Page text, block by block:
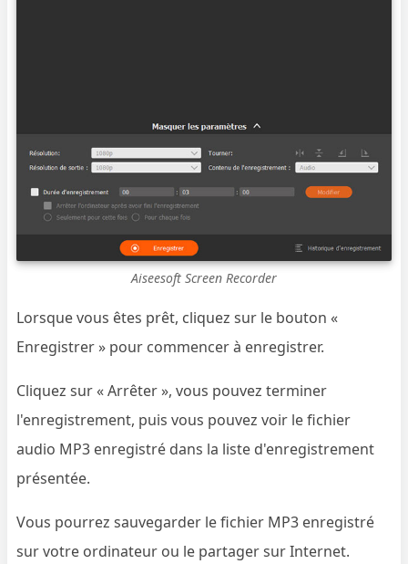
Aiseesoft Screen Recorder
Lorsque vous êtes prêt, cliquez sur le bouton «
Enregistrer » pour commencer à enregistrer.
Cliquez sur « Arrêter », vous pouvez terminer
l'enregistrement, puis vous pouvez voir le fichier
audio MP3 enregistré dans la liste d'enregistrement
présentée.
Vous pourrez sauvegarder le fichier MP3 enregistré
sur votre ordinateur ou le partager sur Internet.